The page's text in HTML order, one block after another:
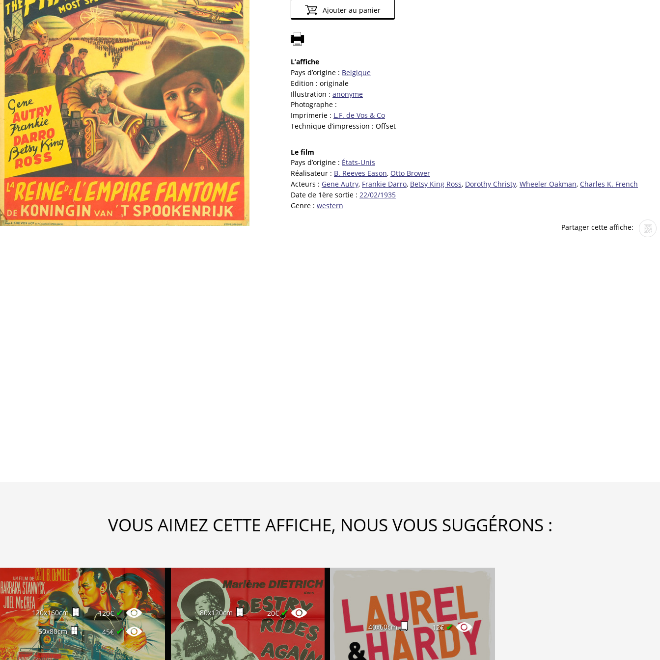
Ajouter au panier
L’affiche
Pays d’origine : Belgique
Edition : originale
Illustration : anonyme
Photographe :
Imprimerie : L.F. de Vos & Co
Technique d’impression : Offset
Le film
Pays d’origine : États-Unis
Réalisateur : B. Reeves Eason, Otto Brower
Acteurs : Gene Autry, Frankie Darro, Betsy King Ross, Dorothy Christy, Wheeler Oakman, Charles K. French
Date de 1ère sortie : 22/02/1935
Genre : western
Partager cette affiche:
VOUS AIMEZ CETTE AFFICHE, NOUS VOUS SUGGÉRONS :
120x160cm 120€✔
60x80cm 45€✔
80x120cm 20€✔
40x60cm 12€✔